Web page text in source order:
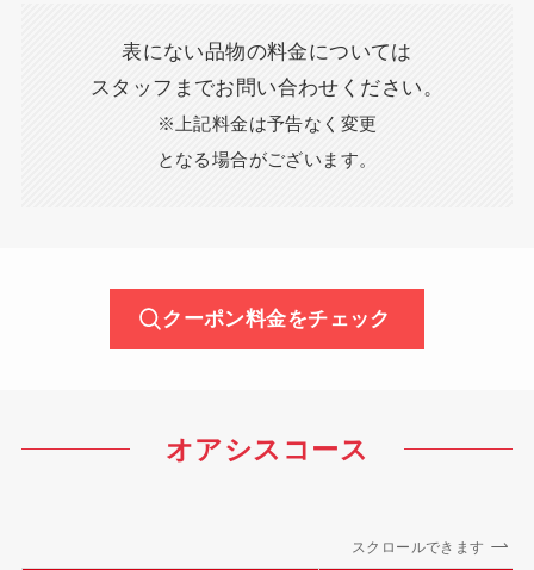
表にない品物の料金については
スタッフまでお問い合わせください。
※上記料金は予告なく変更
となる場合がございます。
クーポン料金をチェック
オアシスコース
スクロールできます